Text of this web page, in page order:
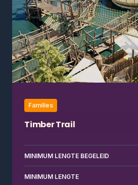
Families
Timber Trail
avonturenparcours boven het
verkennen het makkelijke pad,
wagen aan de uitdagendere
MINIMUM LENGTE BEGELEID
MINIMUM LENGTE